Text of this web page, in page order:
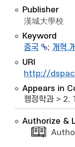
Publisher
漢城大學校
Keyword
중국
; 개혁.
URI
http://
Appears in
행정학과 > 2.
Authorize &